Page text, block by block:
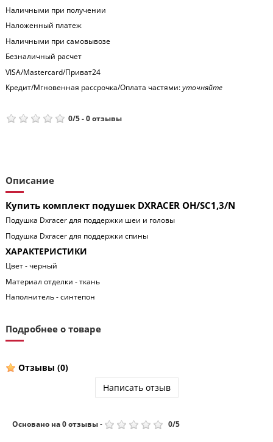
Наличными при получении
Наложенный платеж
Наличными при самовывозе
Безналичный расчет
VISA/Mastercard/Приват24
Кредит/Мгновенная рассрочка/Оплата частями:уточняйте
0/5-0отзывы
Описание
Купить комплект подушек DXRACER OH/SC1,3/N
Подушка Dxracer для поддержки шеи и головы
Подушка Dxracer для поддержки спины
ХАРАКТЕРИСТИКИ
Цвет - черный
Материал отделки - ткань
Наполнитель - синтепон
Подробнее о товаре
Отзывы (0)
Написать отзыв
Основано на0отзывы- 0/5